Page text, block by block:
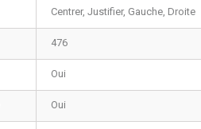
Centrer, Justifier, Gauche, Droite
476
Oui
Oui